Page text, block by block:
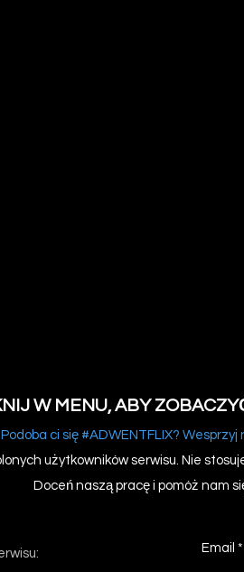
W MENU, ABY
Podoba ci się #ADWENTFLIX? Wesprzyj
użytkowników serwisu. Nie
Doceń naszą pracę i pomóż nam
Email